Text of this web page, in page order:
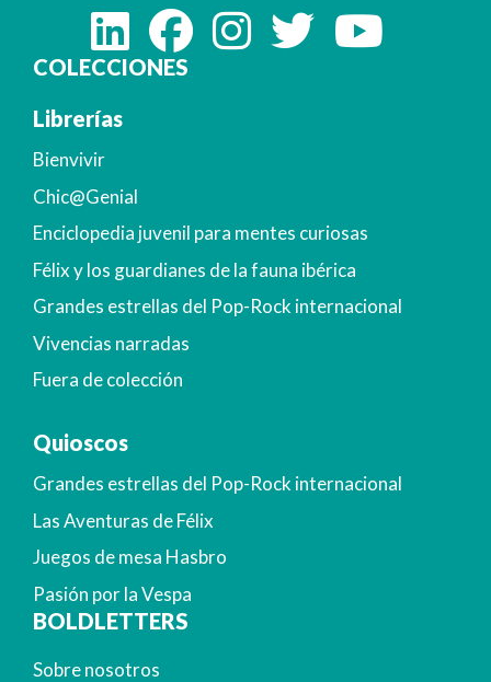
COLECCIONES
Librerías
Bienvivir
Chic@Genial
Enciclopedia juvenil para mentes curiosas
Félix y los guardianes de la fauna ibérica
Grandes estrellas del Pop-Rock internacional
Vivencias narradas
Fuera de colección
Quioscos
Grandes estrellas del Pop-Rock internacional
Las Aventuras de Félix
Juegos de mesa Hasbro
Pasión por la Vespa
BOLDLETTERS
Sobre nosotros